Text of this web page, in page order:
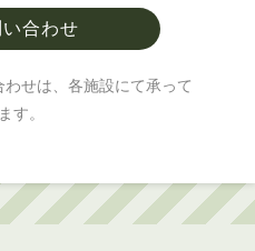
い合わせ
せは、各施設にて承って
す。